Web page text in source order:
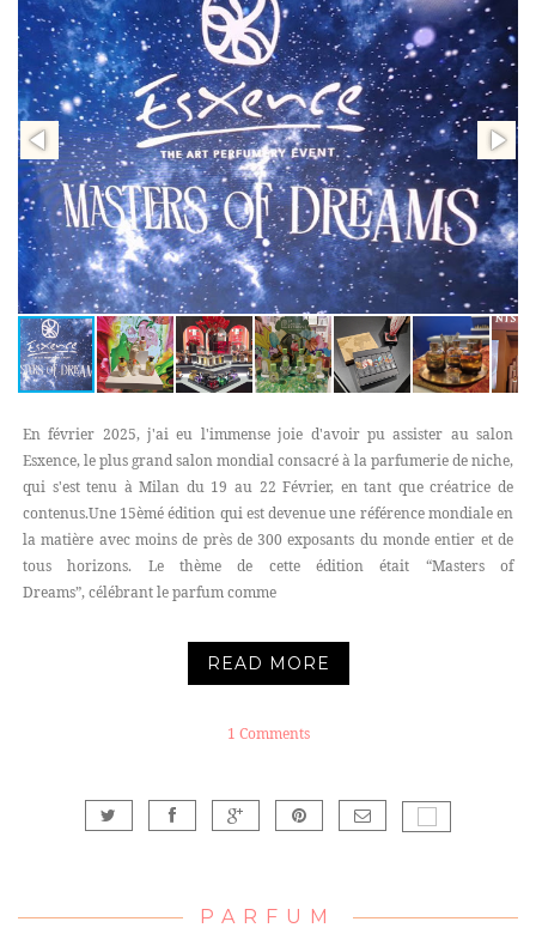
En février 2025, j'ai eu l'immense joie d'avoir pu assister au salon
Esxence, le plus grand salon mondial consacré à la parfumerie de niche,
qui s'est tenu à Milan du 19 au 22 Février, en tant que créatrice de
contenus.Une 15èmé édition qui est devenue une référence mondiale en
la matière avec moins de près de 300 exposants du monde entier et de
tous horizons. Le thème de cette édition était “Masters of
Dreams”, célébrant le parfum comme
READ MORE
1 Comments
PARFUM